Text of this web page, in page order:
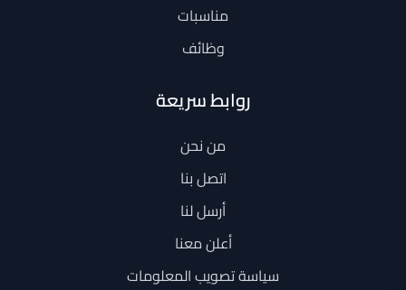
مناسبات
وظائف
روابط سريعة
من نحن
اتصل بنا
أرسل لنا
أعلن معنا
سياسة تصويب المعلومات